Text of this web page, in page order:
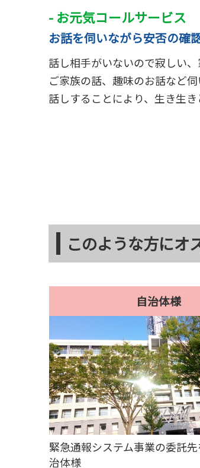
- お元気コールサービス
お話を伺いながら安否の確
話し相手がいないので寂しい
ご家族の話、趣味のお話など
話しすることにより、生き生
このような方にオ
自治体様
緊急通報システム事業の委託
治体様